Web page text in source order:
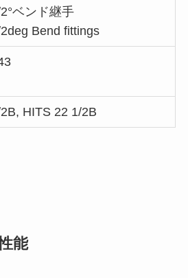
ベンド継手
Bend fittings
HITS 22 1/2B
能